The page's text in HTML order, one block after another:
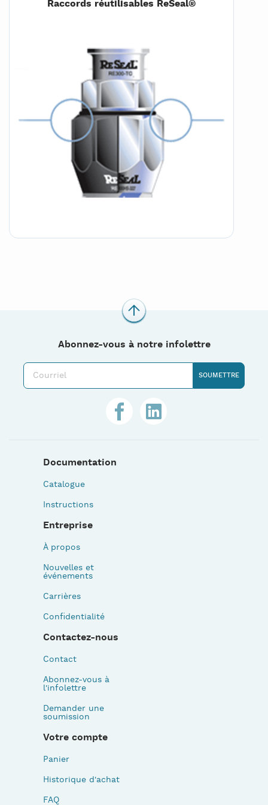
Raccords réutilisables ReSeal®
Abonnez-vous à notre infolettre
Documentation
Catalogue
Instructions
Entreprise
À propos
Nouvelles et
événements
Carrières
Confidentialité
Contactez-nous
Contact
Abonnez-vous à
l'infolettre
Demander une
soumission
Votre compte
Panier
Historique d'achat
FAQ